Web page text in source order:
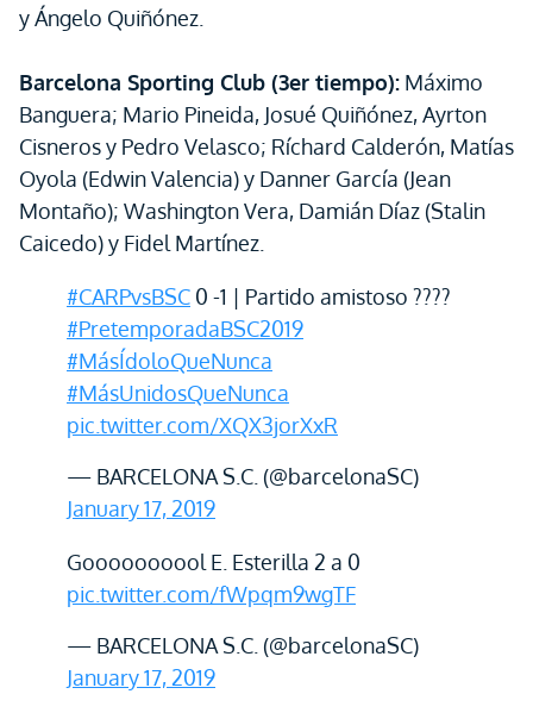
y Ángelo Quiñónez.
Barcelona Sporting Club (3er tiempo): Máximo
Banguera; Mario Pineida, Josué Quiñónez, Ayrton
Cisneros y Pedro Velasco; Ríchard Calderón, Matías
Oyola (Edwin Valencia) y Danner García (Jean
Montaño); Washington Vera, Damián Díaz (Stalin
Caicedo) y Fidel Martínez.
#CARPvsBSC 0 -1 | Partido amistoso ????
#PretemporadaBSC2019
#MásÍdoloQueNunca
#MásUnidosQueNunca
pic.twitter.com/XQX3jorXxR
— BARCELONA S.C. (@barcelonaSC)
January 17, 2019
Goooooooool E. Esterilla 2 a 0
pic.twitter.com/fWpqm9wgTF
— BARCELONA S.C. (@barcelonaSC)
January 17, 2019